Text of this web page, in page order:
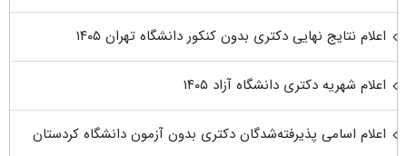
اعلام نتایج نهایی دکتری بدون کنکور دانشگاه تهران ۱۴۰۵
اعلام شهریه دکتری دانشگاه آزاد ۱۴۰۵
اعلام اسامی پذیرفته‌شدگان دکتری بدون آزمون دانشگاه کردستان